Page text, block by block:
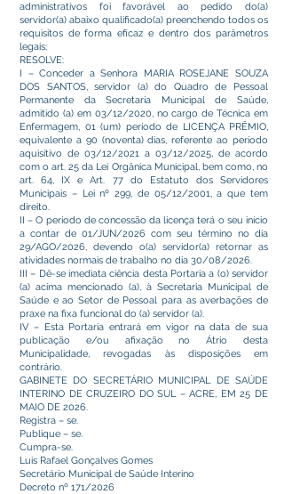
administrativos foi favorável ao pedido do(a)
servidor(a) abaixo qualificado(a) preenchendo todos os
requisitos de forma eficaz e dentro dos parâmetros
legais;
RESOLVE:
I – Conceder a Senhora MARIA ROSEJANE SOUZA
DOS SANTOS, servidor (a) do Quadro de Pessoal
Permanente da Secretaria Municipal de Saúde,
admitido (a) em 03/12/2020, no cargo de Técnica em
Enfermagem, 01 (um) período de LICENÇA PRÊMIO,
equivalente a 90 (noventa) dias, referente ao período
aquisitivo de 03/12/2021 a 03/12/2025, de acordo
com o art. 25 da Lei Orgânica Municipal, bem como, no
art. 64, IX e Art. 77 do Estatuto dos Servidores
Municipais – Lei nº 299, de 05/12/2001, a que tem
direito.
II – O período de concessão da licença terá o seu início
a contar de 01/JUN/2026 com seu término no dia
29/AGO/2026, devendo o(a) servidor(a) retornar as
atividades normais de trabalho no dia 30/08/2026.
III – Dê-se imediata ciência desta Portaria a (o) servidor
(a) acima mencionado (a), à Secretaria Municipal de
Saúde e ao Setor de Pessoal para as averbações de
praxe na fixa funcional do (a) servidor (a).
IV – Esta Portaria entrará em vigor na data de sua
publicação e/ou afixação no Átrio desta
Municipalidade, revogadas às disposições em
contrário.
GABINETE DO SECRETÁRIO MUNICIPAL DE SAÚDE
INTERINO DE CRUZEIRO DO SUL – ACRE, EM 25 DE
MAIO DE 2026.
Registra – se.
Publique – se.
Cumpra-se.
Luis Rafael Gonçalves Gomes
Secretário Municipal de Saúde Interino
Decreto nº 171/2026